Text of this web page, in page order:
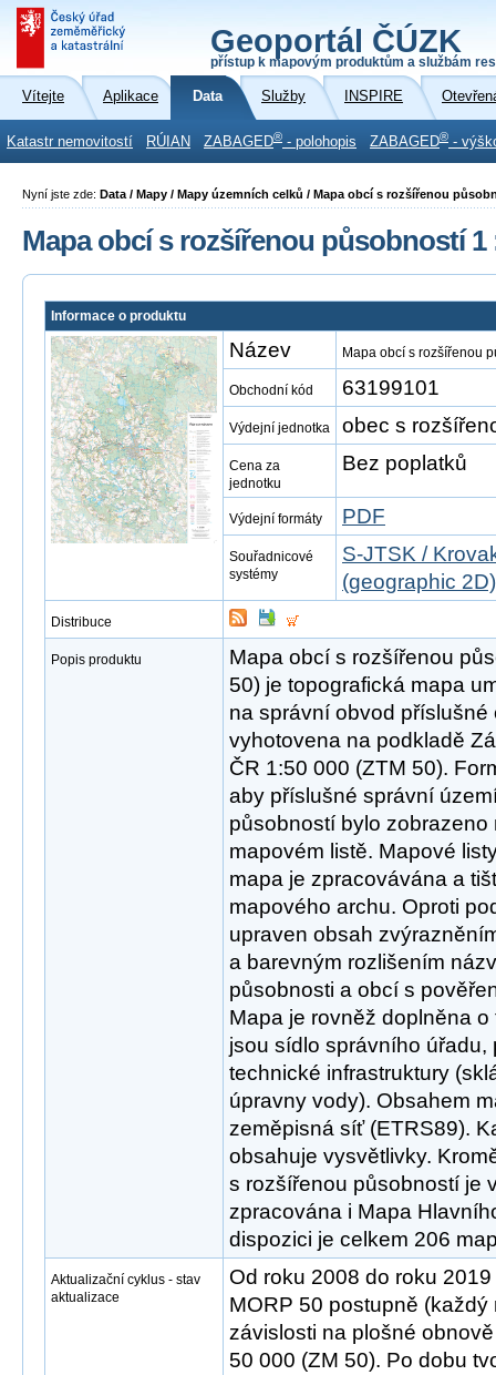
Geoportál ČÚZK
přístup k mapovým produktům a službám
Vítejte Aplikace Data Služby INSPIRE
Katastr nemovitostí RÚIAN ZABAGED® - polohopis ZABAGED® -
Nyní jste zde: Data / Mapy / Mapy územních celků / Mapa obcí s rozšířenou
Mapa obcí s rozšířenou působností 1
Informace o produktu
Název Mapa obcí s rozšířenou
Obchodní kód 63199101
Výdejní jednotka obec s
Cena za
jednotku
Bez poplatků
Výdejní formáty PDF
Souřadnicové
systémy
S-JTSK /
(geographic 2D)
Distribuce
Popis produktu
Mapa obcí s rozšířenou
50) je topografická mapa
na správní obvod příslušné
vyhotovena na podkladě
ČR 1:50 000 (ZTM 50).
aby příslušné správní
působností bylo zobrazeno
mapovém listě. Mapové
mapa je zpracovávána a
mapového archu. Oproti
upraven obsah
a barevným rozlišením
působnosti a obcí s
Mapa je rovněž doplněna
jsou sídlo správního úřadu,
technické infrastruktury
úpravny vody). Obsahem
zeměpisná síť (ETRS89).
obsahuje vysvětlivky.
s rozšířenou působností je
zpracována i Mapa
dispozici je celkem 206
Aktualizační cyklus - stav
aktualizace
Od roku 2008 do roku
MORP 50 postupně
závislosti na plošné
50 000 (ZM 50). Po dobu